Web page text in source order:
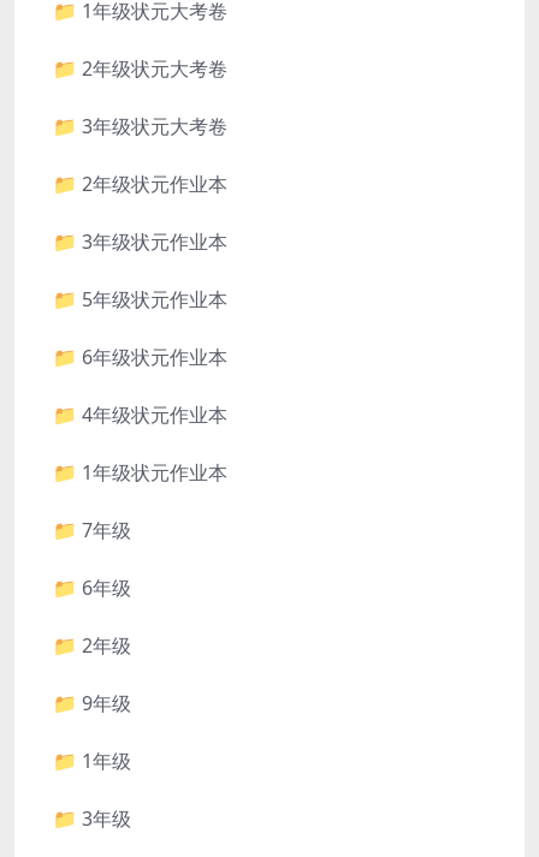
📁 1年级状元大考卷
📁 2年级状元大考卷
📁 3年级状元大考卷
📁 2年级状元作业本
📁 3年级状元作业本
📁 5年级状元作业本
📁 6年级状元作业本
📁 4年级状元作业本
📁 1年级状元作业本
📁 7年级
📁 6年级
📁 2年级
📁 9年级
📁 1年级
📁 3年级